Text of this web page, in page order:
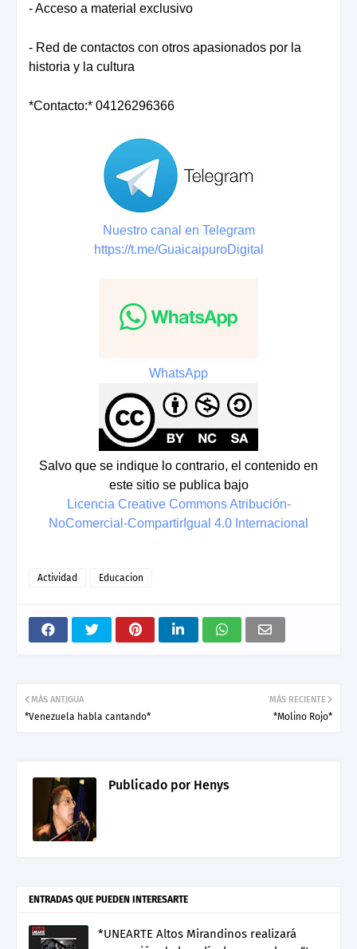
- Acceso a material exclusivo
- Red de contactos con otros apasionados por la
historia y la cultura
*Contacto:* 04126296366
Nuestro canal en Telegram
https://t.me/GuaicaipuroDigital
WhatsApp
Salvo que se indique lo contrario, el contenido en
este sitio se publica bajo
Licencia Creative Commons Atribución-
NoComercial-CompartirIgual 4.0 Internacional
Actividad Educacion
MÁS RECIENTE
*Molino Rojo*
MÁS ANTIGUA
*Venezuela habla cantando*
Publicado porHenys
ENTRADAS QUE PUEDEN INTERESARTE
*UNEARTE Altos Mirandinos realizará